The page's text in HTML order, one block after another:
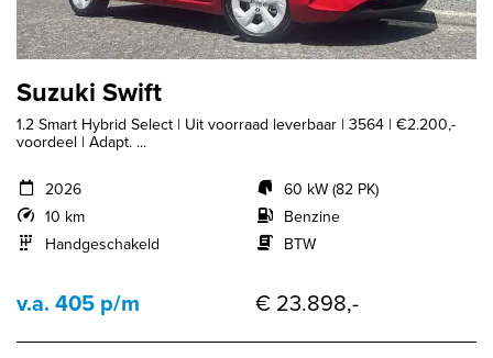
Suzuki Swift
1.2 Smart Hybrid Select | Uit voorraad leverbaar | 3564 | €2.200,-
voordeel | Adapt. ...
2026
10 km
Handgeschakeld
60 kW (82 PK)
Benzine
BTW
v.a. 405 p/m € 23.898,-